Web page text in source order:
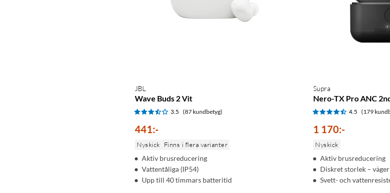
JBL
Wave Buds 2 Vit
3.5 (87 kundbetyg)
441:-
Nyskick Finns i flera varianter
Aktiv brusreducering
Vattentåliga (IP54)
Upp till 40 timmars batteritid
Supra
Nero-TX Pro ANC
4.5 (179
1 170:-
Nyskick
Aktiv brusreducering
Diskret storlek –
Svett- och